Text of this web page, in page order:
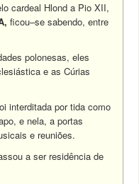
cardeal Hlond a Pio XII,
ficou–se sabendo, entre
polonesas, eles
e as Cúrias
interditada por tida como
e nela, a portas
e reuniões.
a ser residência de